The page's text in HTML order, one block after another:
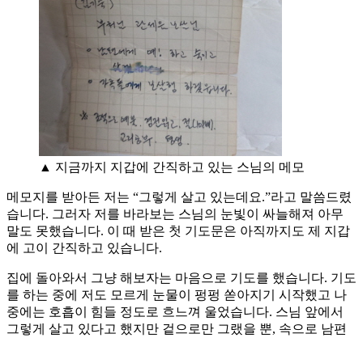
▲ 지금까지 지갑에 간직하고 있는 스님의 메모
메모지를 받아든 저는 “그렇게 살고 있는데요.”라고 말씀드렸
습니다. 그러자 저를 바라보는 스님의 눈빛이 싸늘해져 아무
말도 못했습니다. 이 때 받은 첫 기도문은 아직까지도 제 지갑
에 고이 간직하고 있습니다.
집에 돌아와서 그냥 해보자는 마음으로 기도를 했습니다. 기도
를 하는 중에 저도 모르게 눈물이 펑펑 쏟아지기 시작했고 나
중에는 호흡이 힘들 정도로 흐느껴 울었습니다. 스님 앞에서
그렇게 살고 있다고 했지만 겉으로만 그랬을 뿐, 속으로 남편